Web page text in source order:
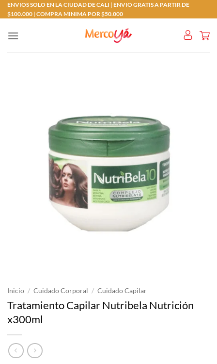
Saltar
al
ENVIOS SOLO EN LA CIUDAD DE CALI | ENVIO GRATIS A PARTIR DE
$100.000 | COMPRA MINIMA POR $50.000
Inicio / Cuidado Corporal / Cuidado Capilar
Tratamiento Capilar Nutribela Nutrición
x300ml